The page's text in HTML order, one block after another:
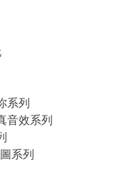
系列
音效系列
系列
系列
音效系列
系列